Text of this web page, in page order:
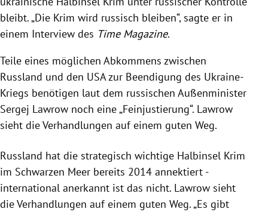
Russland und die USA verhandeln über ein Ende
des Ukraine-Kriegs, wobei Feinjustierungen nötig
sind, laut russischem Außenminister Lawrow.
Europäische Staaten und die Ukraine zeigen
erhebliche Differenzen zum US-Friedensplan,
insbesondere in der Frage der Gebietsabtretungen.
bleibt. „Die Krim wird russisch bleiben“, sagte er in
einem Interview des Time Magazine.
Teile eines möglichen Abkommens zwischen
Russland und den USA zur Beendigung des Ukraine-
Kriegs benötigen laut dem russischen Außenminister
Sergej Lawrow noch eine „Feinjustierung“. Lawrow
sieht die Verhandlungen auf einem guten Weg.
Russland hat die strategisch wichtige Halbinsel Krim
im Schwarzen Meer bereits 2014 annektiert -
international anerkannt ist das nicht. Lawrow sieht
die Verhandlungen auf einem guten Weg. „Es gibt